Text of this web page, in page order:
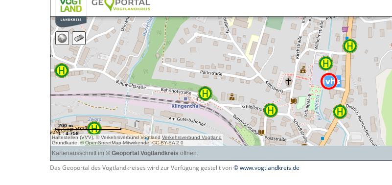
Das Geoportal des Vogtlandkreises wird zur Verfügung gestellt von© www.vogtlandkreis.de